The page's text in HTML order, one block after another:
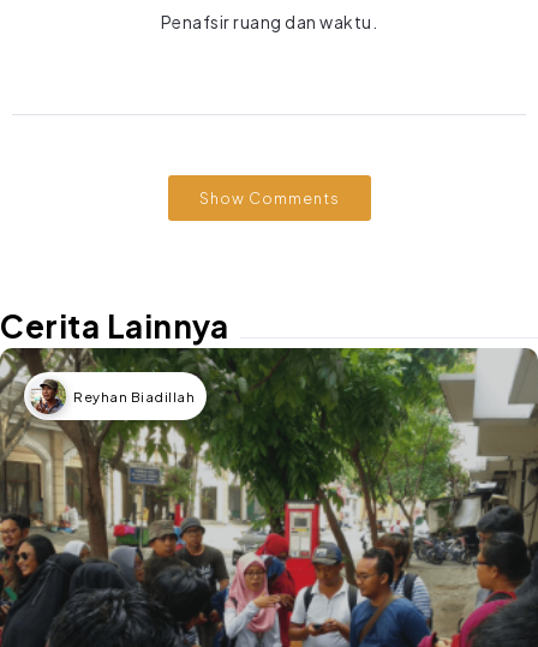
Penafsir ruang dan waktu.
Show Comments
Cerita Lainnya
Reyhan Biadillah